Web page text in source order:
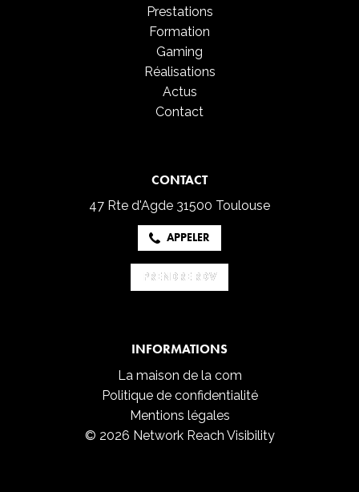
Prestations
Formation
Gaming
Réalisations
Actus
Contact
CONTACT
47 Rte d'Agde 31500 Toulouse
APPELER
PRENDRE RDV
PRENDRE RDV
INFORMATIONS
La maison de la com
Politique de confidentialité
Mentions légales
© 2026 Network Reach Visibility